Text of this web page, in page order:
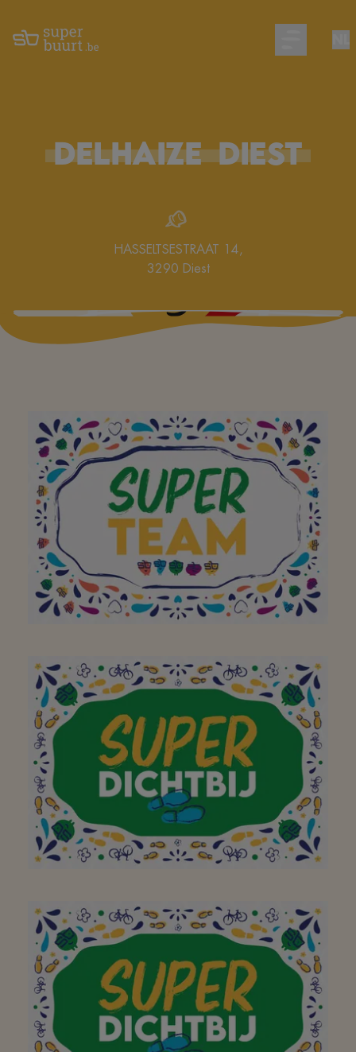
Open main
DELHAIZE DIEST
HASSELTSESTRAAT 14,
3290 Diest
Altijd super vriendelijke
bediening!
Aan mijn favoriete
buurtsuper waar ik met
plezier, en met de fiets
of te voet,
boodschappen kan gaan
doen! Bedankt!